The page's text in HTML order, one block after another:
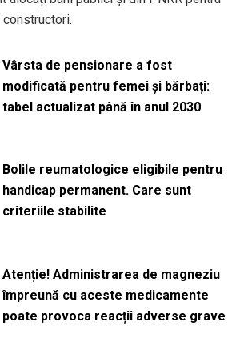
Vârsta de pensionare a fost
modificată pentru femei și bărbați:
tabel actualizat până în anul 2030
Bolile reumatologice eligibile pentru
handicap permanent. Care sunt
criteriile stabilite
Atenție! Administrarea de magneziu
împreună cu aceste medicamente
poate provoca reacții adverse grave